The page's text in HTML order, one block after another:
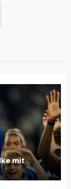
mit